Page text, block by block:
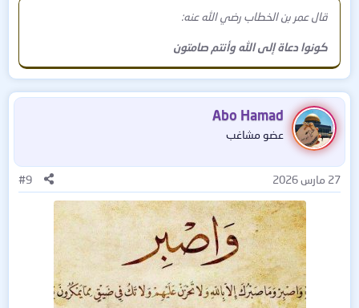
قال عمر بن الخطاب رضي الله عنه:
كونوا دعاة إلى الله وأنتم صامتون
Abo Hamad
عضو مشاغب
27 مارس 2026 #9